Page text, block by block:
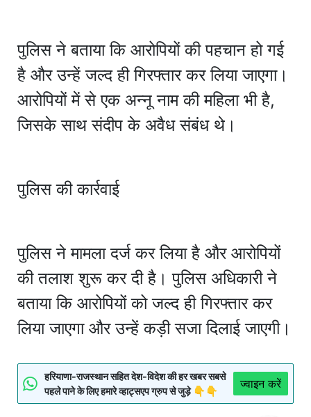
पुलिस ने बताया कि आरोपियों की पहचान हो गई
है और उन्हें जल्द ही गिरफ्तार कर लिया जाएगा।
आरोपियों में से एक अन्नू नाम की महिला भी है,
जिसके साथ संदीप के अवैध संबंध थे।
पुलिस की कार्रवाई
पुलिस ने मामला दर्ज कर लिया है और आरोपियों
की तलाश शुरू कर दी है। पुलिस अधिकारी ने
बताया कि आरोपियों को जल्द ही गिरफ्तार कर
लिया जाएगा और उन्हें कड़ी सजा दिलाई जाएगी।
हरियाणा-राजस्थान सहित देश-विदेश की हर खबर सबसे
पहले पाने के लिए हमारे व्हाट्सएप ग्रुप से जुड़े 👇👇
ज्वाइन करें